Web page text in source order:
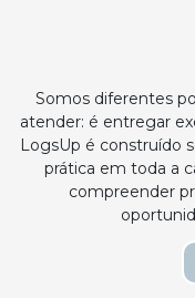
Somos diferentes
atender: é entregar
LogsUp é construído
prática em toda a
compreender